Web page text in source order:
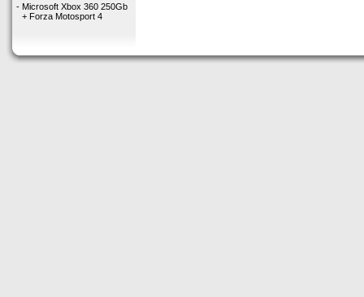
- Microsoft Xbox 360 250Gb
+ Forza Motosport 4